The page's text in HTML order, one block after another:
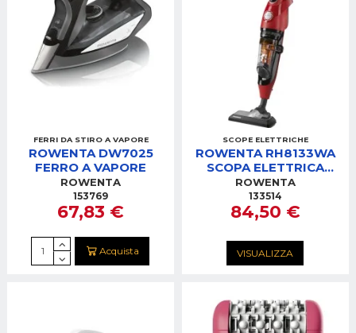
FERRI DA STIRO A VAPORE
ROWENTA DW7025
FERRO A VAPORE
ROWENTA
153769
67,83 €
Acquista
SCOPE ELETTRICHE
ROWENTA RH8133WA
SCOPA ELETTRICA
POWERLINE S/SACCO
ROWENTA
133514
84,50 €
VISUALIZZA